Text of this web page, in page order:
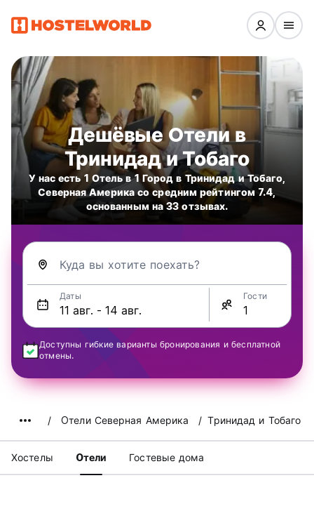
Дешёвые Oтели в
Тринидад и Тобаго
У нас есть 1 Отель в 1 Город в Тринидад и Тобаго,
Северная Америка со средним рейтингом 7.4,
основанным на 33 отзывах.
Куда вы хотите поехать?
Даты Гости
Доступны гибкие варианты бронирования и бесплатной
отмены.
Oтели Северная Америка Тринидад и Тобаго
Хостелы Oтели Гостевые дома